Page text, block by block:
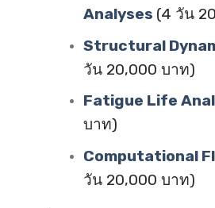
Analyses (4 วัน
Structural
วัน 20,000 บาท)
Fatigue Life
บาท)
Computational
วัน 20,000 บาท)